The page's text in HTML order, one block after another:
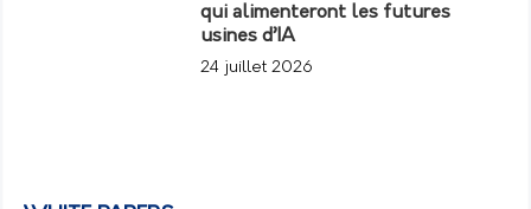
qui alimenteront les futures
usines d’IA
24 juillet 2026